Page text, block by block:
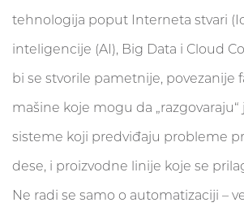
tehnologija poput Interneta stvari
inteligencije (AI), Big Data i Cloud
bi se stvorile pametnije, povezanije
mašine koje mogu da
sisteme koji predviđaju probleme
dese, i proizvodne linije koje se
Ne radi se samo o automatizaciji –